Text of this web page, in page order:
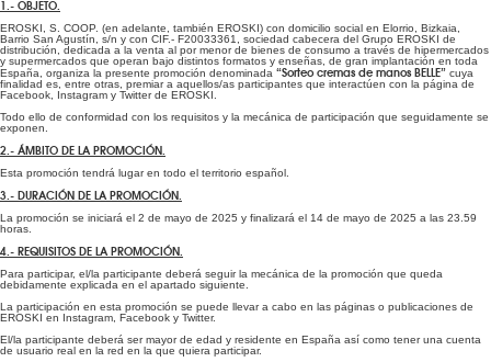
1.- OBJETO.
EROSKI, S. COOP. (en adelante, también EROSKI) con domicilio social en Elorrio, Bizkaia,
Barrio San Agustín, s/n y con CIF.- F20033361, sociedad cabecera del Grupo EROSKI de
distribución, dedicada a la venta al por menor de bienes de consumo a través de hipermercados
y supermercados que operan bajo distintos formatos y enseñas, de gran implantación en toda
España, organiza la presente promoción denominada “Sorteo cremas de manos BELLE” cuya
finalidad es, entre otras, premiar a aquellos/as participantes que interactúen con la página de
Facebook, Instagram y Twitter de EROSKI.
Todo ello de conformidad con los requisitos y la mecánica de participación que seguidamente se
exponen.
2.- ÁMBITO DE LA PROMOCIÓN.
Esta promoción tendrá lugar en todo el territorio español.
3.- DURACIÓN DE LA PROMOCIÓN.
La promoción se iniciará el 2 de mayo de 2025 y finalizará el 14 de mayo de 2025 a las 23.59
horas.
4.- REQUISITOS DE LA PROMOCIÓN.
Para participar, el/la participante deberá seguir la mecánica de la promoción que queda
debidamente explicada en el apartado siguiente.
La participación en esta promoción se puede llevar a cabo en las páginas o publicaciones de
EROSKI en Instagram, Facebook y Twitter.
El/la participante deberá ser mayor de edad y residente en España así como tener una cuenta
de usuario real en la red en la que quiera participar.